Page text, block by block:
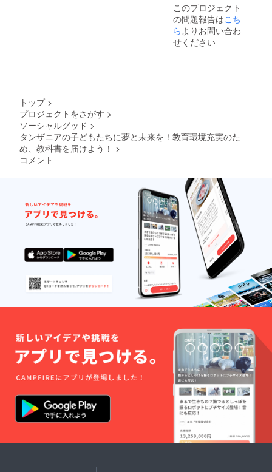
※旅費
（航空
券・現
地宿泊
費等）
ます！
※2022
年8月頃
の実施
を予定
く変動
する可
了承く
ださい
※旅費
（航空
券・現
地宿泊
費等）
はご自
身の負
担とな
ります
※先着3
名様ま
でとな
このプロジェクト
の問題報告はこち
ら よりお問い合わ
せください
トップ >
プロジェクトをさがす >
ソーシャルグッド >
タンザニアの子どもたちに夢と未来を！教育環境充実のた
め、教科書を届けよう！ >
コメント